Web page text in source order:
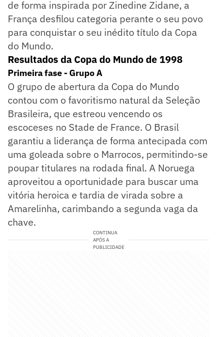
de forma inspirada por Zinedine Zidane, a
França desfilou categoria perante o seu povo
para conquistar o seu inédito título da Copa
do Mundo.
Resultados da Copa do Mundo de 1998
Primeira fase - Grupo A
O grupo de abertura da Copa do Mundo
contou com o favoritismo natural da Seleção
Brasileira, que estreou vencendo os
escoceses no Stade de France. O Brasil
garantiu a liderança de forma antecipada com
uma goleada sobre o Marrocos, permitindo-se
poupar titulares na rodada final. A Noruega
aproveitou a oportunidade para buscar uma
vitória heroica e tardia de virada sobre a
Amarelinha, carimbando a segunda vaga da
chave.
CONTINUA
APÓS A
PUBLICIDADE